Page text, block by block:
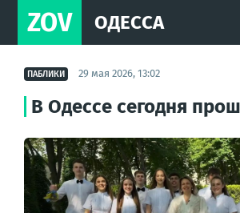
ZOV ОДЕССА
ПАБЛИКИ 29 мая 2026, 13:02
В Одессе сегодня